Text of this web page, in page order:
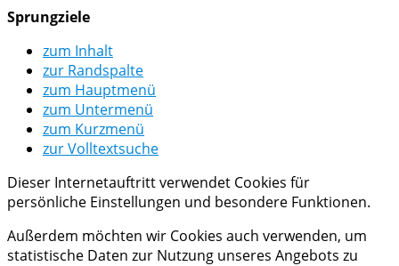
Sprungziele
zum Inhalt
zur Randspalte
zum Hauptmenü
zum Untermenü
zum Kurzmenü
zur Volltextsuche
Dieser Internetauftritt verwendet Cookies für
persönliche Einstellungen und besondere Funktionen.
Außerdem möchten wir Cookies auch verwenden, um
statistische Daten zur Nutzung unseres Angebots zu